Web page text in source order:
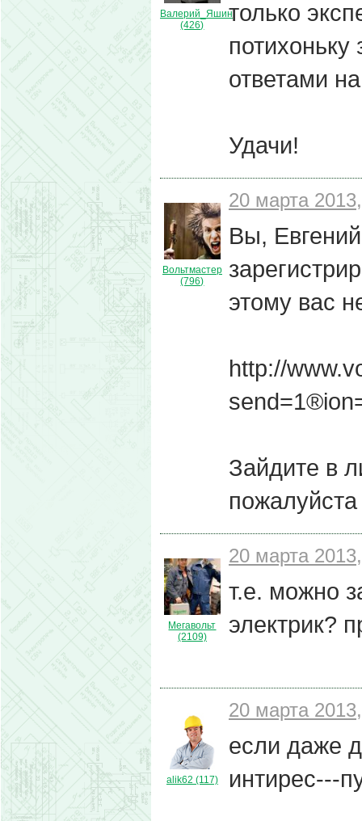
Валерий_Яшин
(426)
только
потихоньку
ответами
Удачи!
Вольтмастер
(796)
20 марта
Вы,
этому вас
http://
Зайдите в
пожалуйста
Мегавольт
(2109)
20 марта
т.е. можно
электрик?
alik62 (117)
20 марта
если даже
интирес---